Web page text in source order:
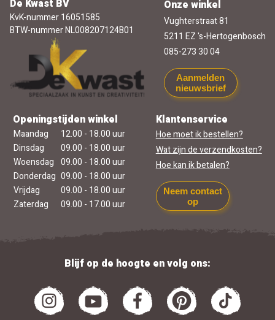
De Kwast BV
KvK-nummer 16051585
BTW-nummer NL008207124B01
Onze winkel
Vughterstraat 81
5211 EZ 's-Hertogenbosch
085-273 30 04
Aanmelden
nieuwsbrief
Openingstijden winkel
Maandag
12.00 - 18.00 uur
Dinsdag
09.00 - 18.00 uur
Woensdag 09.00 - 18.00 uur
Donderdag 09.00 - 18.00 uur
Vrijdag
09.00 - 18.00 uur
Zaterdag
09.00 - 17.00 uur
Klantenservice
Hoe moet ik bestellen?
Wat zijn de verzendkosten?
Hoe kan ik betalen?
Neem contact
op
Blijf op de hoogte en volg ons: